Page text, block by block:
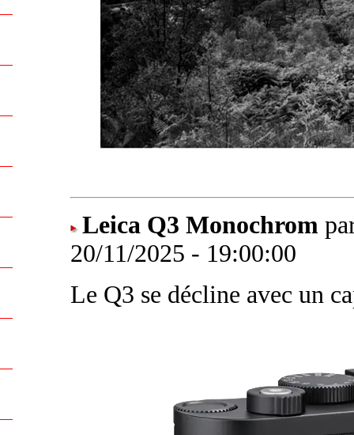
Leica Q3 Monochrom
20/11/2025 - 19:00:00
Le Q3 se décline avec un